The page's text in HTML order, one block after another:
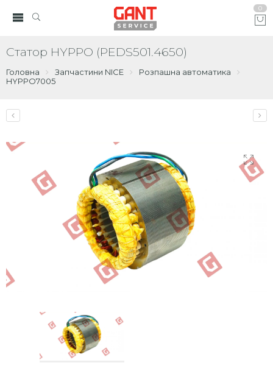
0
Статор HYPPO (PEDS501.4650)
Головна Запчастини NICE
Розпашна автоматика
HYPPO7005